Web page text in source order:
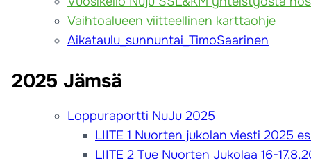
Vaihtoalueen viitteellinen karttaohje
Aikataulu_sunnuntai_TimoSaarinen
2025 Jämsä
Loppuraportti NuJu 2025
LIITE 1 Nuorten jukolan viesti 2025
LIITE 2 Tue Nuorten Jukolaa 16-